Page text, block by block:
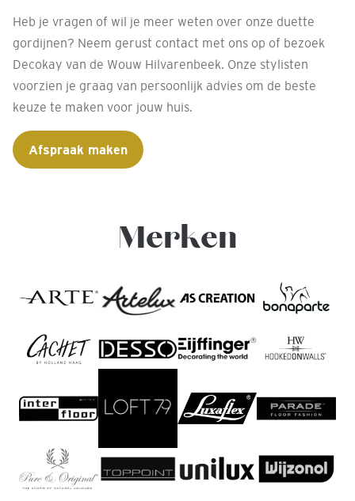
Heb je vragen of wil je meer weten over onze duette
gordijnen? Neem gerust contact met ons op of bezoek
Decokay van de Wouw Hilvarenbeek. Onze stylisten
voorzien je graag van persoonlijk advies om de beste
keuze te maken voor jouw huis.
Afspraak maken
Merken